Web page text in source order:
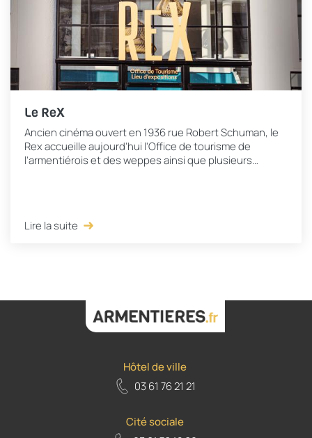
Le ReX
Ancien cinéma ouvert en 1936 rue Robert Schuman, le
Rex accueille aujourd'hui l'Office de tourisme de
l'armentiérois et des weppes ainsi que plusieurs
Lire la suite
Hôtel de ville
03 61 76 21 21
Cité sociale